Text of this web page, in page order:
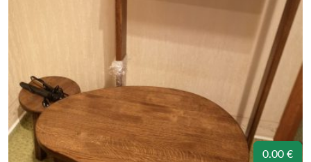
0.00 €